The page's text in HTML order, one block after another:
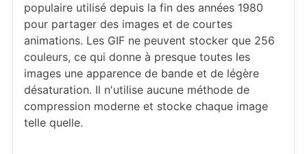
populaire utilisé depuis la fin des années 1980
pour partager des images et de courtes
animations. Les GIF ne peuvent stocker que 256
couleurs, ce qui donne à presque toutes les
images une apparence de bande et de légère
désaturation. Il n'utilise aucune méthode de
compression moderne et stocke chaque image
telle quelle.